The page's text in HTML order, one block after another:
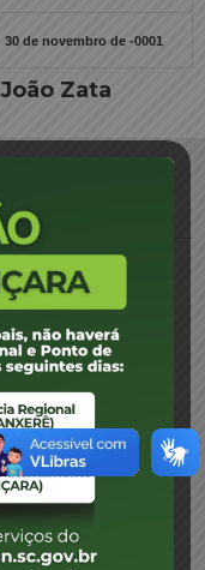
30 de novembro de -0001
Zata